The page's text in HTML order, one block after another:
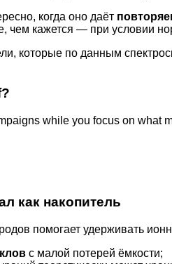
когда оно даёт
чем кажется — при условии
которые по данным
while you focus on what
как накопитель
помогает удерживать
с малой потерей ёмкости;